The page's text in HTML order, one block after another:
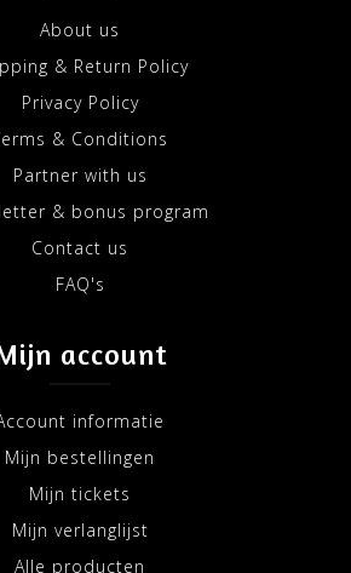
About us
& Return Policy
Privacy Policy
& Conditions
Partner with us
& bonus program
Contact us
FAQ's
account
informatie
Mijn bestellingen
Mijn tickets
Mijn verlanglijst
Alle producten